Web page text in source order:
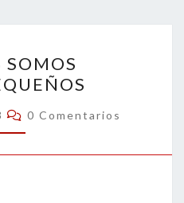
SOMOS
TEMBLEQUEÑOS
SOMOS
Comentarios
0 Comentarios